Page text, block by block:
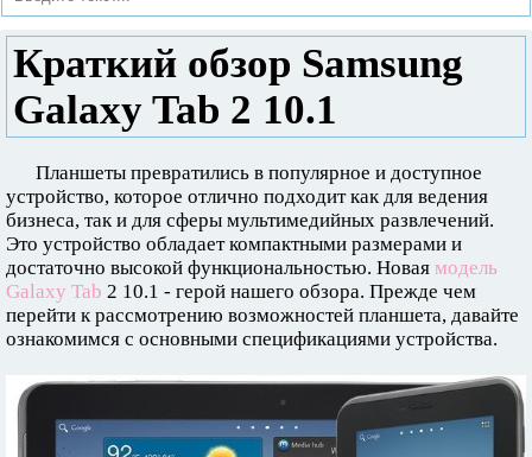
Краткий обзор Samsung
Galaxy Tab 2 10.1
Планшеты превратились в популярное и доступное
устройство, которое отлично подходит как для ведения
бизнеса, так и для сферы мультимедийных развлечений.
Это устройство обладает компактными размерами и
достаточно высокой функциональностью. Новая модель
Galaxy Tab 2 10.1 - герой нашего обзора. Прежде чем
перейти к рассмотрению возможностей планшета, давайте
ознакомимся с основными спецификациями устройства.